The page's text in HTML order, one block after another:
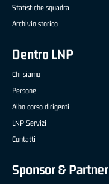
Statistiche squadra
Archivio storico
Dentro LNP
Chi siamo
Persone
Albo corso dirigenti
LNP Servizi
Contatti
Sponsor & Partner